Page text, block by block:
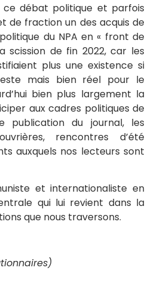
débat politique et parfois
de fraction un des acquis de
du NPA en « front de
scission de fin 2022, car les
plus une existence si
mais bien réel pour le
bien plus largement la
aux cadres politiques de
publication du journal, les
rencontres d’été
auxquels nos lecteurs sont
et internationaliste en
qui lui revient dans la
que nous traversons.